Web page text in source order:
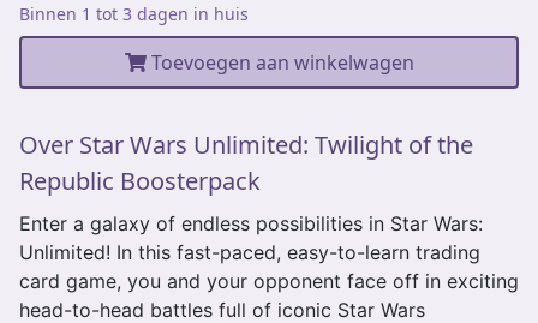
Binnen 1 tot 3 dagen in huis
Toevoegen aan winkelwagen
Over Star Wars Unlimited: Twilight of the
Republic Boosterpack
Enter a galaxy of endless possibilities in Star Wars:
Unlimited! In this fast-paced, easy-to-learn trading
card game, you and your opponent face off in exciting
head-to-head battles full of iconic Star Wars